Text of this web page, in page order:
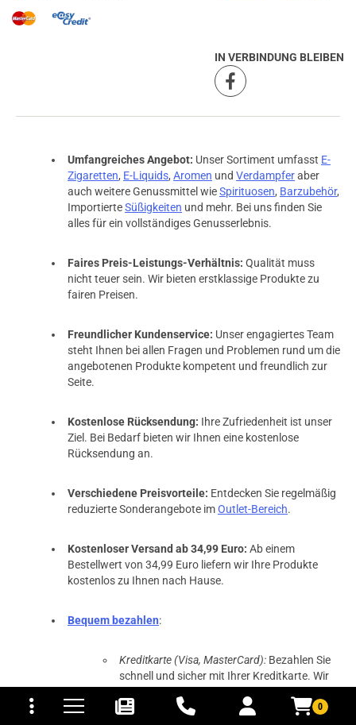
0
und Versandkosten
IN VERBINDUNG BLEIBEN
Umfangreiches Angebot: Unser Sortiment umfasst E-
Zigaretten, E-Liquids, Aromen und Verdampferaber
auch weitere Genussmittel wieSpirituosen, Barzubehör,
ImportierteSüßigkeiten und mehr. Bei uns finden Sie
alles für ein vollständiges Genusserlebnis.
Faires Preis-Leistungs-Verhältnis: Qualität muss
nicht teuer sein. Wir bieten erstklassige Produkte zu
fairen Preisen.
Freundlicher Kundenservice: Unser engagiertes Team
steht Ihnen bei allen Fragen und Problemen rund um die
angebotenen Produkte kompetent und freundlich zur
Seite.
Kostenlose Rücksendung: Ihre Zufriedenheit ist unser
Ziel. Bei Bedarf bieten wir Ihnen eine kostenlose
Rücksendung an.
Verschiedene Preisvorteile: Entdecken Sie regelmäßig
reduzierte Sonderangebote imOutlet-Bereich.
Kostenloser Versand ab 34,99 Euro: Ab einem
Bestellwert von 34,99 Euro liefern wir Ihre Produkte
kostenlos zu Ihnen nach Hause.
Bequem bezahlen:
Kreditkarte (Visa, MasterCard): Bezahlen Sie
schnell und sicher mit Ihrer Kreditkarte. Wir
maximale Flexibilität zu bieten.